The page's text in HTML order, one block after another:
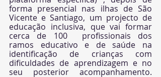
forma presencial nas ilhas de São
Vicente e Santiago, um projecto de
educação inclusiva, que vai formar
cerca de 100  profissionais dos
ramos educativo e de saúde na
identificação de crianças com
dificuldades de aprendizagem e no
seu posterior acompanhamento.